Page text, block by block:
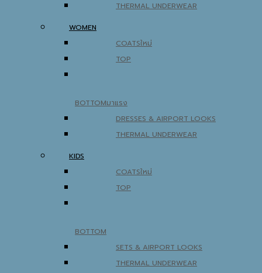
THERMAL UNDERWEAR
WOMEN
COATS
TOP
BOTTOM
DRESSES & AIRPORT LOOKS
THERMAL UNDERWEAR
KIDS
COATS
TOP
BOTTOM
SETS & AIRPORT LOOKS
THERMAL UNDERWEAR